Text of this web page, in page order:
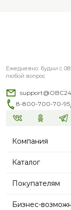
Ежедневно: будни с
любой вопрос
8-800-700-70-95,
Компания
Каталог
Покупателям
Бизнес-